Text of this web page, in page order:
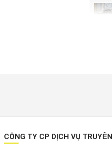
CÔNG TY CP DỊCH VỤ